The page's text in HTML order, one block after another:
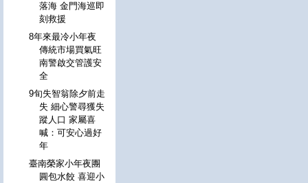
落海 金門海巡即
刻救援
8年來最冷小年夜
傳統市場買氣旺
南警啟交管護安
全
9旬失智翁除夕前走
失 細心警尋獲失
蹤人口 家屬喜
喊：可安心過好
年
臺南榮家小年夜團
圓包水餃 喜迎小